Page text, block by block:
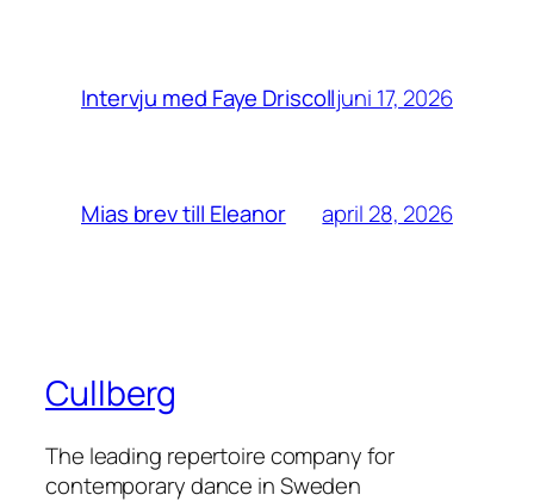
Intervju med Faye Driscolljuni 17, 2026
Mias brev till Eleanor april 28, 2026
Cullberg
The leading repertoire company for
contemporary dance in Sweden